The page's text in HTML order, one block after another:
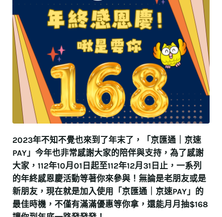
2023年不知不覺也來到了年末了，「京匯通｜京速
PAY」今年也非常感謝大家的陪伴與支持，為了感謝
大家，112年10月01日起至112年12月31日止，一系列
的年終感恩慶活動等著你來參與！無論是老朋友或是
新朋友，現在就是加入使用「京匯通｜京速PAY」的
最佳時機，不僅有滿滿優惠等你拿，還能月月抽$168